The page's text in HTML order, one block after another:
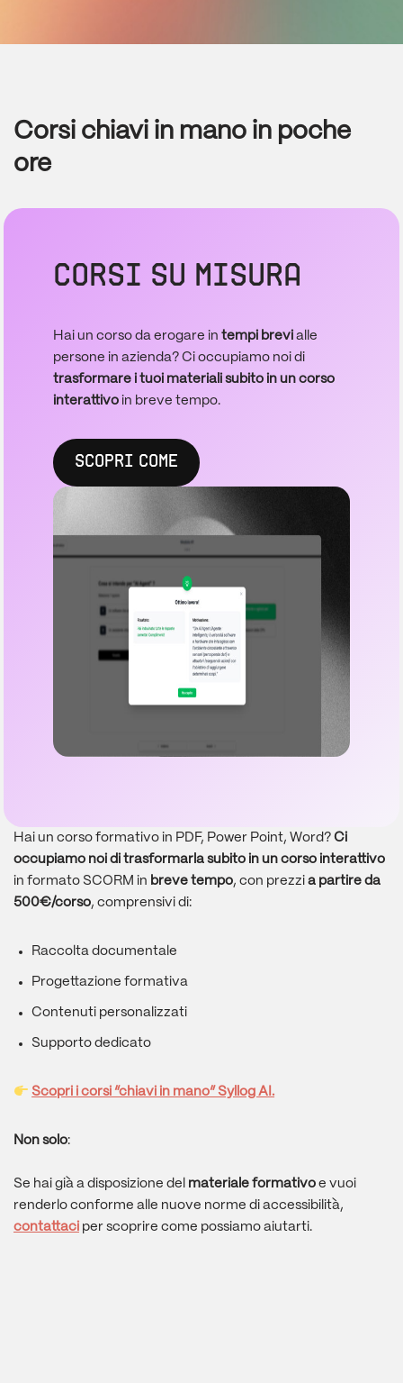
Corsi chiavi in mano in poche
ore
CORSI SU MISURA
Hai un corso da erogare in tempi brevialle
persone in azienda? Ci occupiamo noi di
trasformare i tuoi materiali subito in un corso
interattivoin breve tempo.
SCOPRI COME
Hai un corso formativo in PDF, Power Point, Word? Ci
occupiamo noi di trasformarla subito in un corso interattivo
in formato SCORM in breve tempo, con prezzi a partire da
500€/corso, comprensivi di:
Raccolta documentale
Progettazione formativa
Contenuti personalizzati
Supporto dedicato
Scopri i corsi “chiavi in mano” Syllog AI.
Non solo:
Se hai già a disposizione del materiale formativo e vuoi
renderlo conforme alle nuove norme di accessibilità,
contattaci per scoprire come possiamo aiutarti.